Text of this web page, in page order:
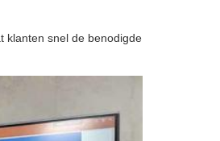
klanten snel de benodigde